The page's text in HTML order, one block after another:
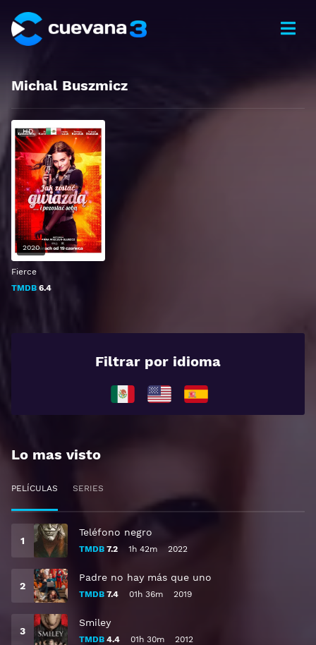
Michal Buszmicz
Fierce
TMDB 6.4
HD
2020
Filtrar por idioma
Lo mas visto
PELÍCULAS SERIES
Teléfono negro
TMDB 7.2 1h 42m 2022
Padre no hay más que uno
TMDB 7.4 01h 36m 2019
Smiley
TMDB 4.4 01h 30m 2012